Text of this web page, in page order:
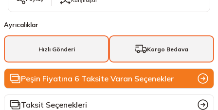
Ayrıcalıklar
Hızlı Gönderi Kargo Bedava
Peşin Fiyatına 6 Taksite Varan Seçenekler
Taksit Seçenekleri